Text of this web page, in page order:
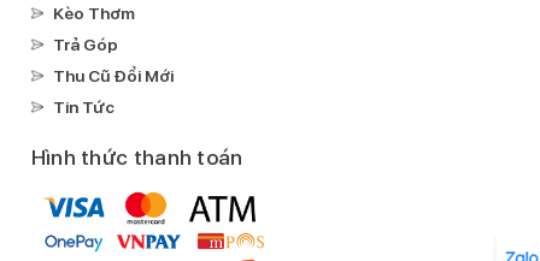
Kèo Thơm
Trả Góp
Thu Cũ Đổi Mới
Tin Tức
Hình thức thanh toán